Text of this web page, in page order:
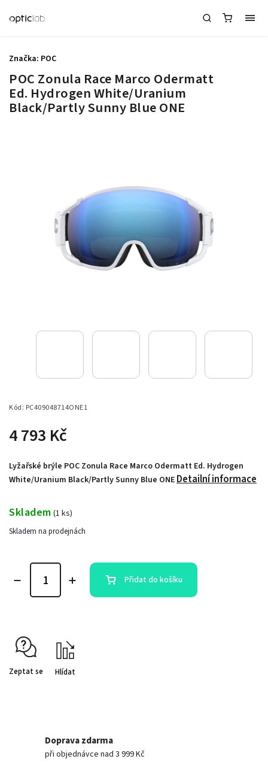
POC Zonula Race Marco Odermatt
Ed. Hydrogen White/Uranium
Black/Partly Sunny Blue ONE
Kód: PC409048714ONE1
4 793 Kč
Lyžařské brýle POC Zonula Race Marco Odermatt Ed. Hydrogen
White/Uranium Black/Partly Sunny Blue ONE Detailní informace
Značka: POC
Skladem (1 ks)
Skladem na prodejnách
Přidat do košíku
Zeptat se Hlídat
Doprava zdarma
při objednávce nad 3 999 Kč